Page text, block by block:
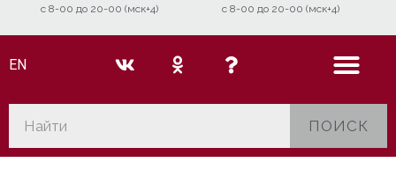
c 8-00 до 20-00 (мск+4) c 8-00 до 20-00 (мск+4)
EN
ПОИСК